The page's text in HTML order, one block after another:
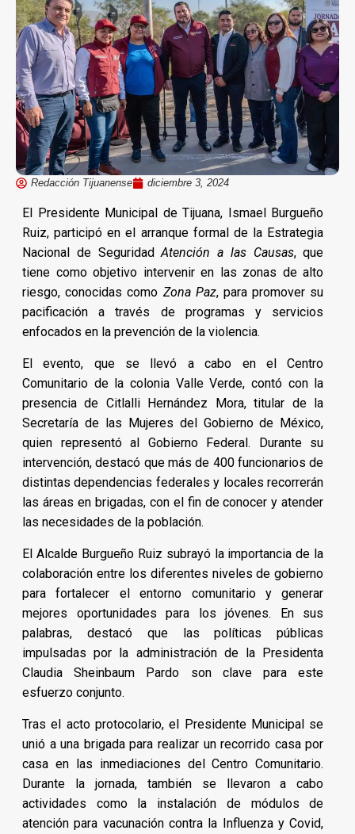
Redacción Tijuanense diciembre 3, 2024
El Presidente Municipal de Tijuana, Ismael Burgueño
Ruiz, participó en el arranque formal de la Estrategia
Nacional de SeguridadAtención a las Causas, que
tiene como objetivo intervenir en las zonas de alto
riesgo, conocidas como Zona Paz, para promover su
pacificación a través de programas y servicios
enfocados en la prevención de la violencia.
El evento, que se llevó a cabo en el Centro
Comunitario de la colonia Valle Verde, contó con la
presencia de Citlalli Hernández Mora, titular de la
Secretaría de las Mujeres del Gobierno de México,
quien representó al Gobierno Federal. Durante su
intervención, destacó que más de 400 funcionarios de
distintas dependencias federales y locales recorrerán
las áreas en brigadas, con el fin de conocer y atender
las necesidades de la población.
El Alcalde Burgueño Ruiz subrayó la importancia de la
colaboración entre los diferentes niveles de gobierno
para fortalecer el entorno comunitario y generar
mejores oportunidades para los jóvenes. En sus
palabras, destacó que las políticas públicas
impulsadas por la administración de la Presidenta
Claudia Sheinbaum Pardo son clave para este
esfuerzo conjunto.
Tras el acto protocolario, el Presidente Municipal se
unió a una brigada para realizar un recorrido casa por
casa en las inmediaciones del Centro Comunitario.
Durante la jornada, también se llevaron a cabo
actividades como la instalación de módulos de
atención para vacunación contra la Influenza y Covid,